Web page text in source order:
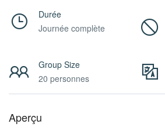
Durée
Journée complète
Group Size
20 personnes
Aperçu
À
Contact